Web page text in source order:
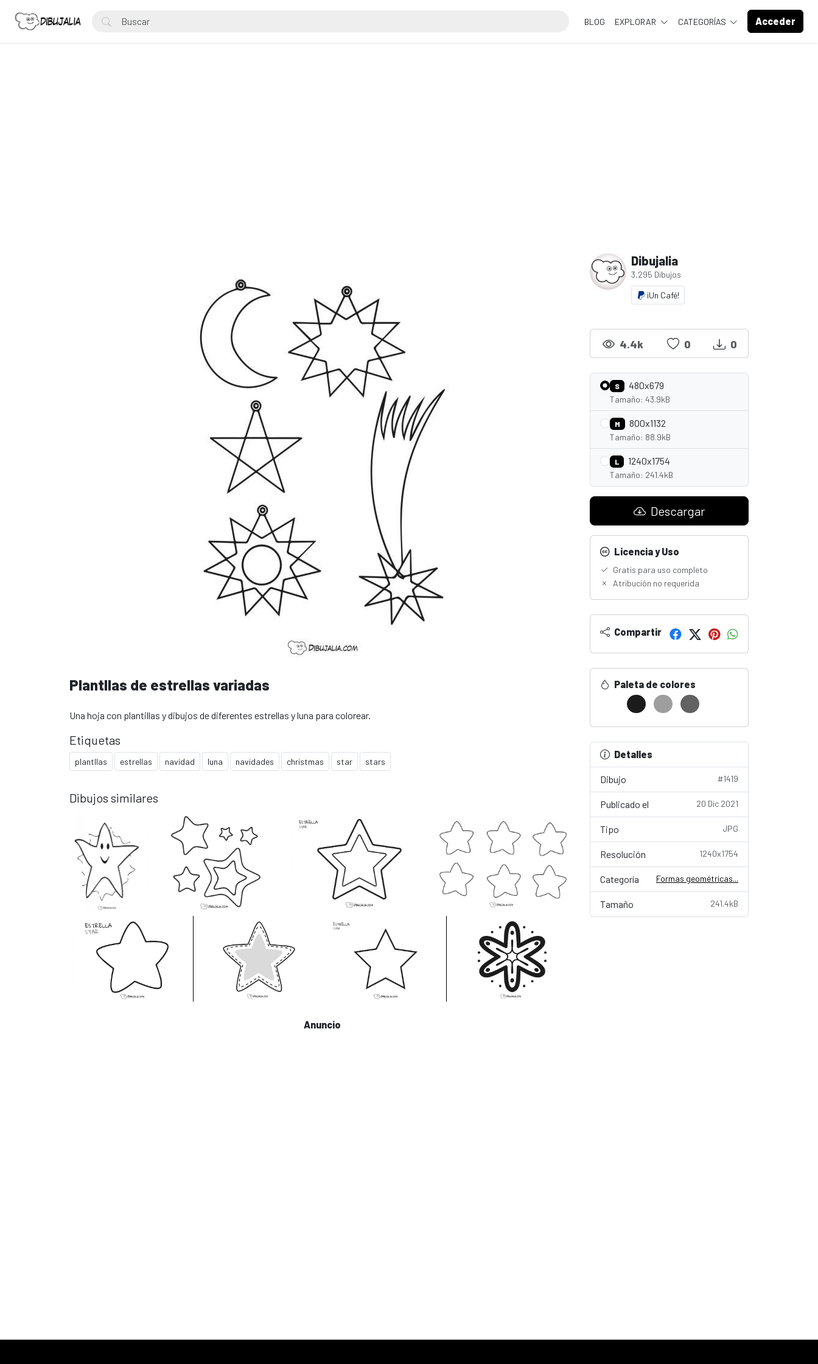
BLOG EXPLORAR CATEGORÍAS Acceder
Plantllas de estrellas variadas
Una hoja con plantillas y dibujos de diferentes estrellas y luna para colorear.
Etiquetas
plantllas estrellas navidad luna navidades christmas star stars
Dibujos similares
Anuncio
Dibujalia
3,295 Dibujos
¡Un Café!
4.4k 0 0
S 480x679
Tamaño: 43.9kB
M 800x1132
Tamaño: 88.9kB
L 1240x1754
Tamaño: 241.4kB
Descargar
Licencia y Uso
Gratis para uso completo
Atribución no requerida
Compartir
Paleta de colores
Detalles
Dibujo #1419
Publicado el 20 Dic 2021
Tipo JPG
Resolución 1240x1754
Categoría Formas geométricas...
Tamaño 241.4kB